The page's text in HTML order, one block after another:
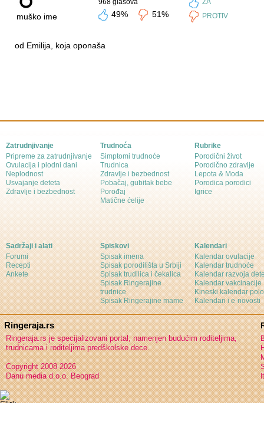
muško ime
968 glasova
49% 51%
ZA
PROTIV
od Emilija, koja oponaša
Zatrudnjivanje
Pripreme za zatrudnjivanje
Ovulacija i plodni dani
Neplodnost
Usvajanje deteta
Zdravlje i bezbednost
Trudnoća
Simptomi trudnoće
Trudnica
Zdravlje i bezbednost
Pobačaj, gubitak bebe
Porođaj
Matične ćelije
Rubrike
Porodični život
Porodično zdravlje
Lepota & Moda
Porodica porodici
Igrice
Sadržaji i alati
Forumi
Recepti
Ankete
Spiskovi
Spisak imena
Spisak porodilišta u Srbiji
Spisak trudilica i čekalica
Spisak Ringerajine
trudnice
Spisak Ringerajine mame
Kalendari
Kalendar ovulacije
Kalendar trudnoće
Kalendar razvoja
Kalendar vakcinacije
Kineski kalendar
Kalendari i e-novosti
Ringeraja.rs
Ringeraja.rs je specijalizovani portal, namenjen budućim roditeljima,
trudnicama i roditeljima predškolske dece.
Copyright 2008-2026
Danu media d.o.o. Beograd